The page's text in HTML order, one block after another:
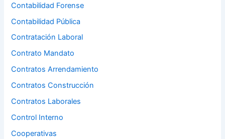
Contabilidad Forense
Contabilidad Pública
Contratación Laboral
Contrato Mandato
Contratos Arrendamiento
Contratos Construcción
Contratos Laborales
Control Interno
Cooperativas